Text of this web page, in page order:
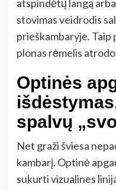
atspindėtų langą
stovimas veidrodis
prieškambaryje. Taip
plonas rėmelis
Optinės
spalvų
Net graži šviesa
kambarį. Optinė
sukurti vizualines